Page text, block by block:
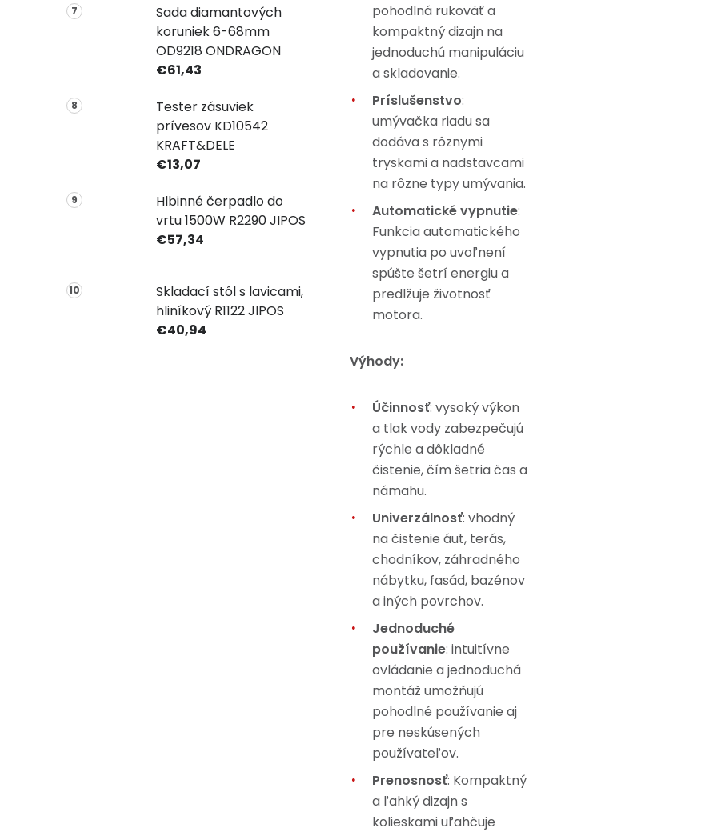
Sada diamantových
koruniek 6-68mm
OD9218 ONDRAGON
€61,43
Tester zásuviek
prívesov KD10542
KRAFT&DELE
€13,07
Hlbinné čerpadlo do
vrtu 1500W R2290 JIPOS
€57,34
Skladací stôl s lavicami,
hliníkový R1122 JIPOS
€40,94
pohodlná rukoväť a
kompaktný dizajn na
jednoduchú manipuláciu
a skladovanie.
Príslušenstvo:
umývačka riadu sa
dodáva s rôznymi
tryskami a nadstavcami
na rôzne typy umývania.
Automatické vypnutie:
Funkcia automatického
vypnutia po uvoľnení
spúšte šetrí energiu a
predlžuje životnosť
motora.
Výhody:
Účinnosť: vysoký výkon
a tlak vody zabezpečujú
rýchle a dôkladné
čistenie, čím šetria čas a
námahu.
Univerzálnosť: vhodný
na čistenie áut, terás,
chodníkov, záhradného
nábytku, fasád, bazénov
a iných povrchov.
Jednoduché
používanie: intuitívne
ovládanie a jednoduchá
montáž umožňujú
pohodlné používanie aj
pre neskúsených
používateľov.
Prenosnosť: Kompaktný
a ľahký dizajn s
kolieskami uľahčuje